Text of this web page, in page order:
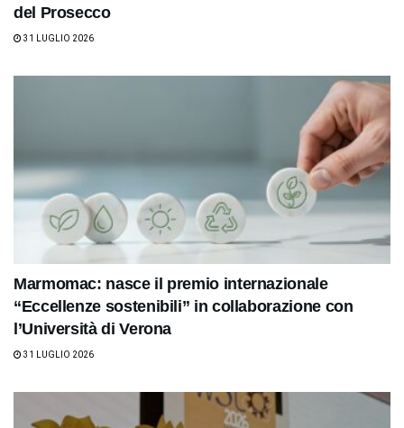
del Prosecco
31 LUGLIO 2026
Marmomac: nasce il premio internazionale
“Eccellenze sostenibili” in collaborazione con
l’Università di Verona
31 LUGLIO 2026